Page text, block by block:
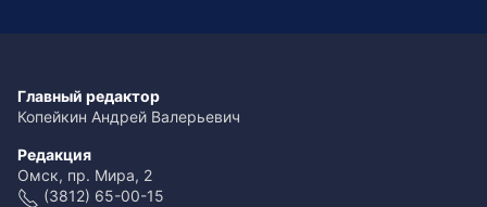
Главный редактор
Копейкин Андрей Валерьевич
Редакция
Омск, пр. Мира, 2
(3812) 65-00-15